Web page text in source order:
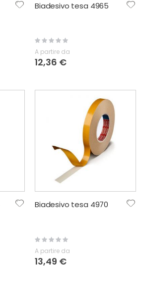
Biadesivo tesa 4965
Rating:
A partire da
12,36 €
Biadesivo tesa 4970
Rating:
0%
A partire da
13,49 €